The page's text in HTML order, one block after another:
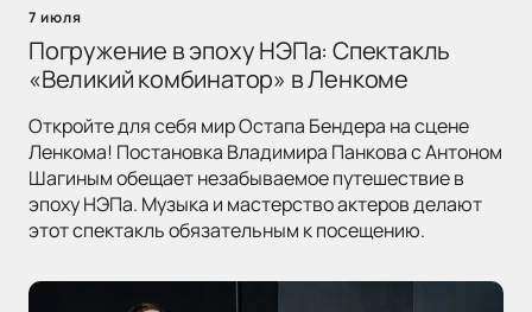
7 июля
Погружение в эпоху НЭПа: Спектакль
«Великий комбинатор» в Ленкоме
Откройте для себя мир Остапа Бендера на сцене
Ленкома! Постановка Владимира Панкова с Антоном
Шагиным обещает незабываемое путешествие в
эпоху НЭПа. Музыка и мастерство актеров делают
этот спектакль обязательным к посещению.